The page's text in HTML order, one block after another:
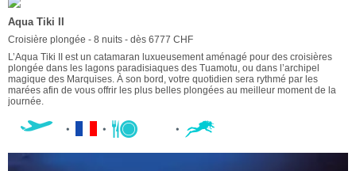
Aqua Tiki II
Croisière plongée - 8 nuits - dès 6777 CHF
L’Aqua Tiki II est un catamaran luxueusement aménagé pour des croisières
plongée dans les lagons paradisiaques des Tuamotu, ou dans l’archipel
magique des Marquises. À son bord, votre quotidien sera rythmé par les
marées afin de vous offrir les plus belles plongées au meilleur moment de la
journée.